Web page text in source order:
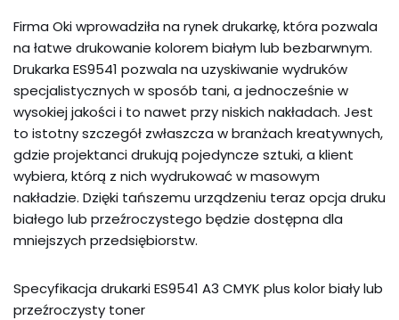
Firma Oki wprowadziła na rynek drukarkę, która pozwala
na łatwe drukowanie kolorem białym lub bezbarwnym.
Drukarka ES9541 pozwala na uzyskiwanie wydruków
specjalistycznych w sposób tani, a jednocześnie w
wysokiej jakości i to nawet przy niskich nakładach. Jest
to istotny szczegół zwłaszcza w branżach kreatywnych,
gdzie projektanci drukują pojedyncze sztuki, a klient
wybiera, którą z nich wydrukować w masowym
nakładzie. Dzięki tańszemu urządzeniu teraz opcja druku
białego lub przeźroczystego będzie dostępna dla
mniejszych przedsiębiorstw.
Specyfikacja drukarki ES9541 A3 CMYK plus kolor biały lub
przeźroczysty toner